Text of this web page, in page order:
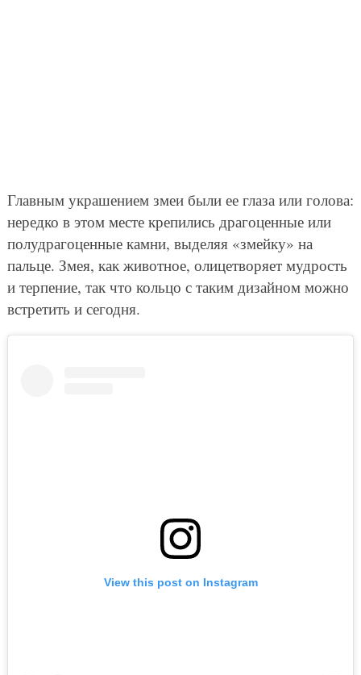
Главным украшением змеи были ее глаза или голова:
нередко в этом месте крепились драгоценные или
полудрагоценные камни, выделяя «змейку» на
пальце. Змея, как животное, олицетворяет мудрость
и терпение, так что кольцо с таким дизайном можно
встретить и сегодня.
View this post on Instagram